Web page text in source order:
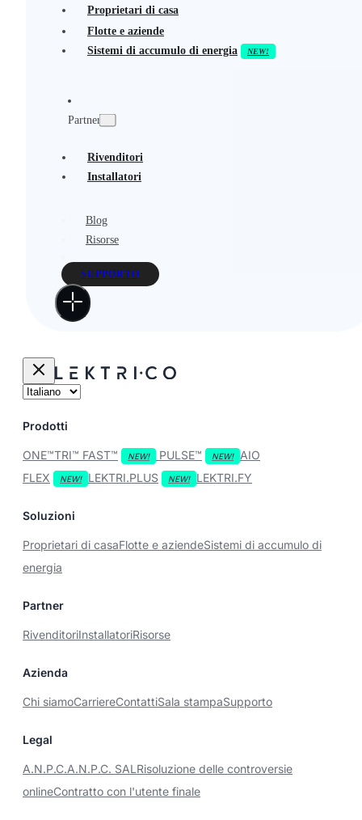
Proprietari di casa
Flotte e aziende
Sistemi di accumulo di energia
Partner
Rivenditori
Installatori
Blog
Risorse
SUPPORTO
Prodotti
ONE™TRI™ FAST™ PULSE™
AIO
FLEX
LEKTRI.PLUS LEKTRI.FY
Soluzioni
Proprietari di casaFlotte e aziendeSistemi di accumulo di
energia
Partner
RivenditoriInstallatoriRisorse
Azienda
Chi siamoCarriereContattiSala stampaSupporto
Legal
A.N.P.C.A.N.P.C. SALRisoluzione delle controversie
onlineContratto con l'utente finale